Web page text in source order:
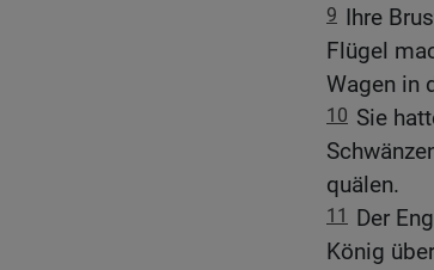
9 Ihre
Flügel
Wagen in
10 Sie
quälen.
11
Der
König